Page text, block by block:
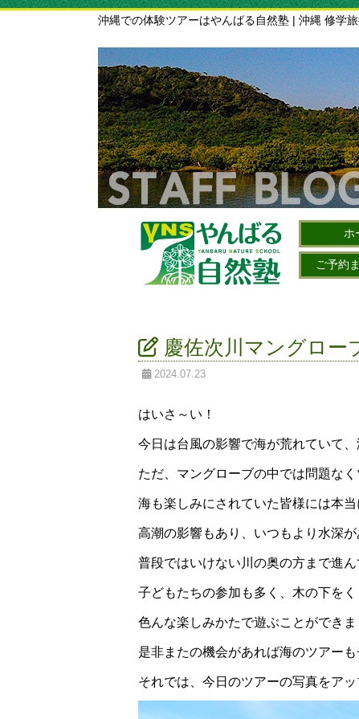
沖縄での体験ツアーはやんばる自然塾 | 沖縄 修学
ホ
ご予約
慶佐次川マングロー
2024.07.23
はいさ～い！
今日は台風の影響で海が荒れていて
ただ、マングローブの中では問題な
海も楽しみにされていた皆様には本当
高潮の影響もあり、いつもより水深
普段ではいけない川の奥の方まで進
子どもたちの参加も多く、木の下を
色んな楽しみかたで遊ぶことができ
是非またの機会があれば海のツアー
それでは、今日のツアーの写真をア